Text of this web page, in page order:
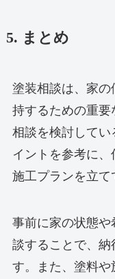
5. まとめ
塗装相談は、家
持するための重
相談を検討して
イントを参考に
施工プランを立て
事前に家の状態
談することで、納
す。また、塗料